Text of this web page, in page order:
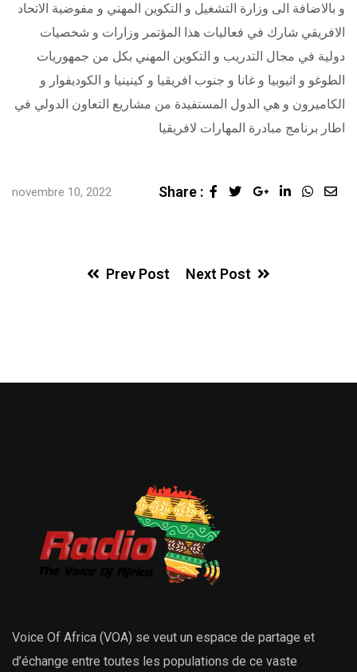
و بالاضافة الى وزارة التشغيل و التكوين المهني و مفوضية الاتحاد
الافريقي شارك في فعاليات هذا المؤتمر وزارات و شخصيات
دولية في مجال التدريب و التكوين المهني بكل من جمهوريات
الطوغو و اثيوبيا و غانا و جنوب افريقيا و كينينيا و الكوديفوار و
الكاميرون و هي الدول المستفيدة من مشاريع التعاون الدولي في
اطار برنامج مبادرة المهارات لافريقيا
novembre 10, 2022 Share : Google+LinkedIn
Prev Post Next Post
Voice Of Africa (VOA) se veut un espace de partage et
d’échange entre toutes les populations de ce vaste